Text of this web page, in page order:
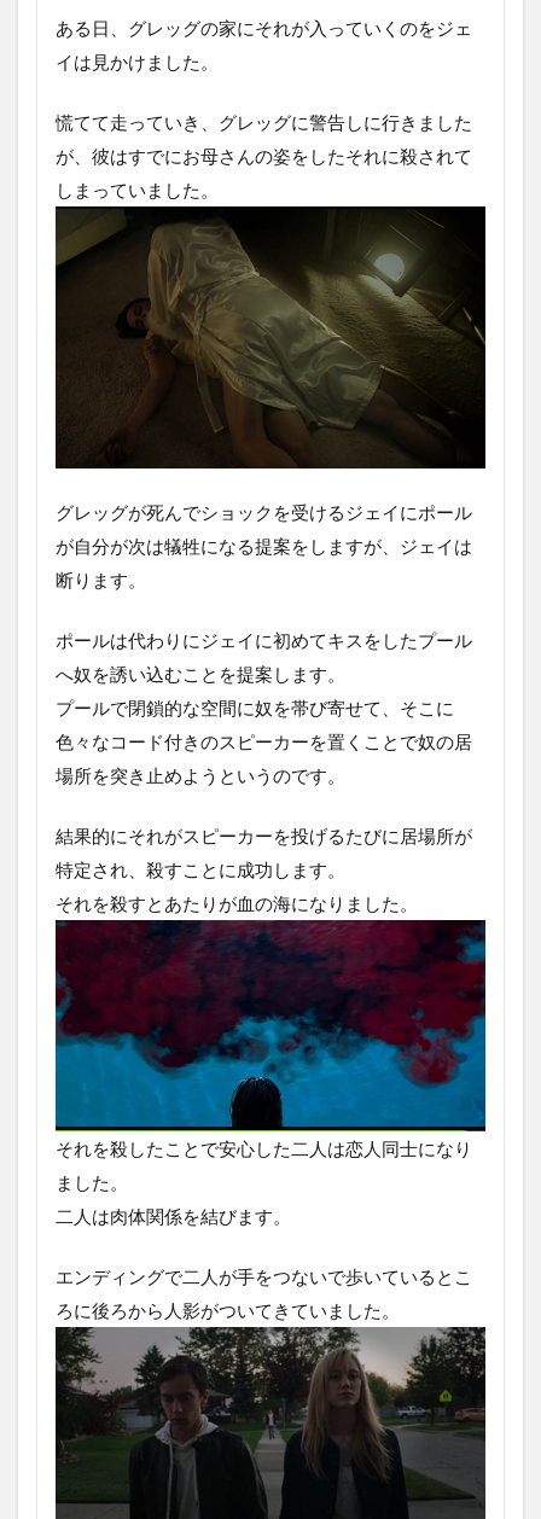
ある日、グレッグの家にそれが入っていくのをジェ
イは見かけました。
慌てて走っていき、グレッグに警告しに行きました
が、彼はすでにお母さんの姿をしたそれに殺されて
しまっていました。
グレッグが死んでショックを受けるジェイにポール
が自分が次は犠牲になる提案をしますが、ジェイは
断ります。
ポールは代わりにジェイに初めてキスをしたプール
へ奴を誘い込むことを提案します。
プールで閉鎖的な空間に奴を帯び寄せて、そこに
色々なコード付きのスピーカーを置くことで奴の居
場所を突き止めようというのです。
結果的にそれがスピーカーを投げるたびに居場所が
特定され、殺すことに成功します。
それを殺すとあたりが血の海になりました。
それを殺したことで安心した二人は恋人同士になり
ました。
二人は肉体関係を結びます。
エンディングで二人が手をつないで歩いているとこ
ろに後ろから人影がついてきていました。